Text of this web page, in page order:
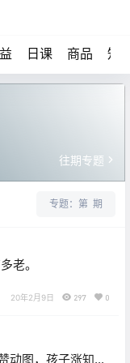
日课 商品 知
往期专题
专题：第 期
老。
20年2月9日 297 0
动图，孩子涨知